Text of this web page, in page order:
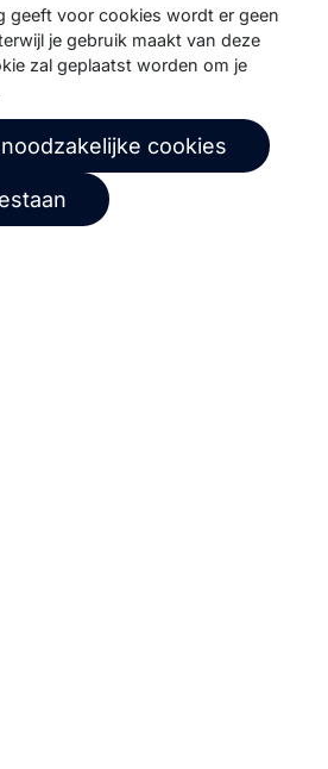
Trainingen
Stuur een ticket
Copernica BV
De Ruijterkade 112
1011 AB
geeft voor cookies wordt er geen
je gebruik maakt van deze
zal geplaatst worden om je
cookies